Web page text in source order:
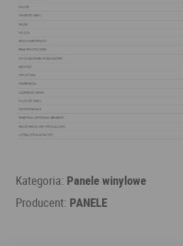
Kategoria: Panele winylowe
Producent: PANELE